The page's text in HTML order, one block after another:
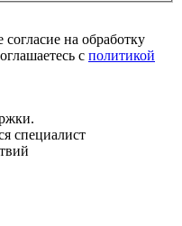
на обработку
с политикой
специалист